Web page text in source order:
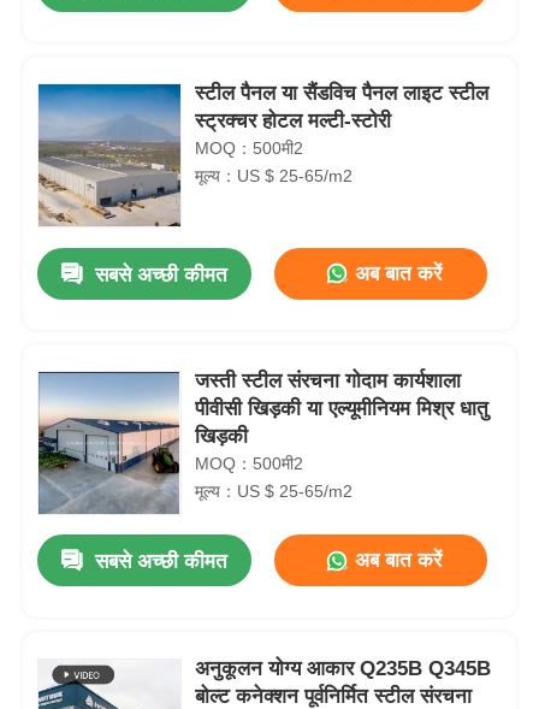
स्टील पैनल या सैंडविच पैनल लाइट स्टील
स्ट्रक्चर होटल मल्टी-स्टोरी
MOQ：500मी2
मूल्य：US $ 25-65/m2
सबसे अच्छी कीमत अब बात करें
जस्ती स्टील संरचना गोदाम कार्यशाला
पीवीसी खिड़की या एल्यूमीनियम मिश्र धातु
खिड़की
MOQ：500मी2
मूल्य：US $ 25-65/m2
सबसे अच्छी कीमत अब बात करें
अनुकूलन योग्य आकार Q235B Q345B
बोल्ट कनेक्शन पूर्वनिर्मित स्टील संरचना